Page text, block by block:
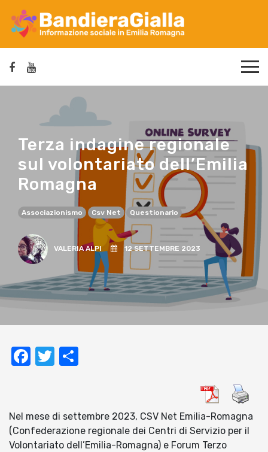
Terza indagine regionale
sul volontariato dell’Emilia
Romagna
Associazionismo Csv Net Questionario
VALERIA ALPI 12 SETTEMBRE 2023
Facebook
Twitter
Nel mese di settembre 2023, CSV Net Emilia-Romagna
(Confederazione regionale dei Centri di Servizio per il
Volontariato dell’Emilia-Romagna) e Forum Terzo